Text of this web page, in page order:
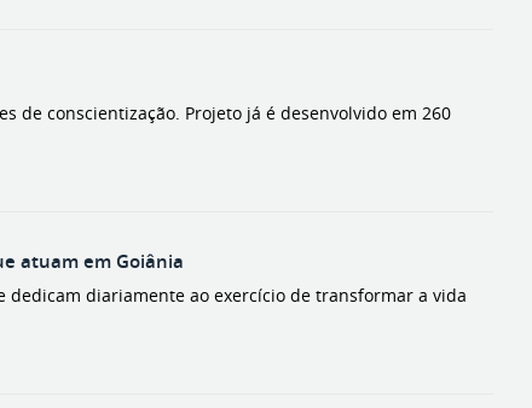
de conscientização. Projeto já é desenvolvido em 260
atuam em Goiânia
dedicam diariamente ao exercício de transformar a vida